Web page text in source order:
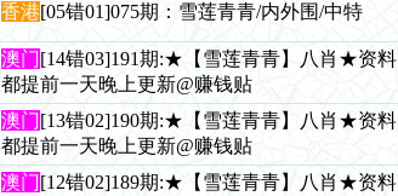
香港[05错01]075期：雪莲青青/内外围/中特
澳门[14错03]191期:★【雪莲青青】八肖★资料
都提前一天晚上更新@赚钱贴
澳门[13错02]190期:★【雪莲青青】八肖★资料
都提前一天晚上更新@赚钱贴
澳门[12错02]189期:★【雪莲青青】八肖★资料